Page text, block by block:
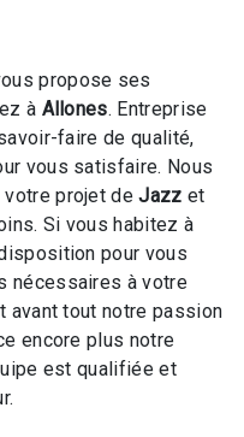
propose ses
à Allones. Entreprise
faire de qualité,
vous satisfaire. Nous
votre projet deJazz et
Si vous habitez à
pour vous
nécessaires à votre
avant tout notre passion
encore plus notre
est qualifiée et